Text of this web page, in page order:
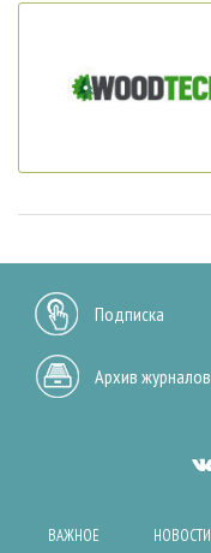
Подписка
Архив журналов
ВАЖНОЕ НОВОСТИ